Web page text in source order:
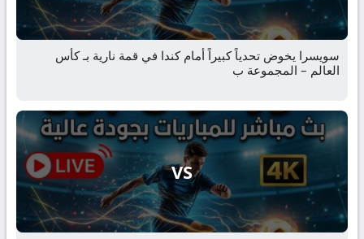
سويسرا يخوض تحدياً كبيراً أمام كندا في قمة نارية بـ كأس
العالم – المجموعة ب
VS